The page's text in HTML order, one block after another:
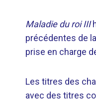
Maladie du roi III
précédentes de
prise en charge
Les titres des
avec des titres